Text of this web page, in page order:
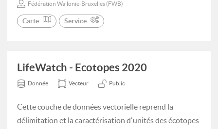
Fédération Wallonie-Bruxelles (FWB)
Carte Service
LifeWatch - Ecotopes 2020
Donnée Vecteur Public
Cette couche de données vectorielle reprend la
délimitation et la caractérisation d'unités des écotopes